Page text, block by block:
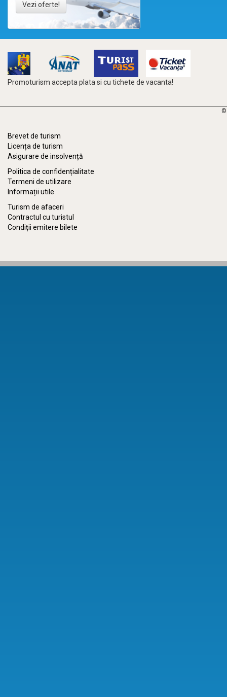
Vezi oferte!
Promoturism accepta plata si cu tichete de vacanta!
©
Brevet de turism
Licența de turism
Asigurare de insolvență
Politica de confidențialitate
Termeni de utilizare
Informații utile
Turism de afaceri
Contractul cu turistul
Condiții emitere bilete